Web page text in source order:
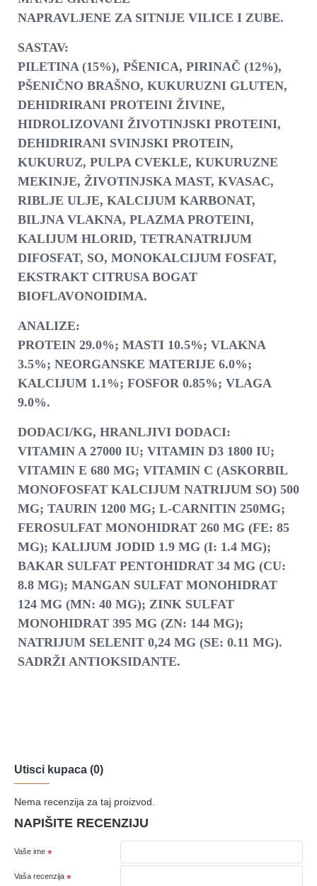
NAPRAVLJENE ZA SITNIJE VILICE I ZUBE.
SASTAV:
PILETINA (15%), PŠENICA, PIRINAČ (12%),
PŠENIČNO BRAŠNO, KUKURUZNI GLUTEN,
DEHIDRIRANI PROTEINI ŽIVINE,
HIDROLIZOVANI ŽIVOTINJSKI PROTEINI,
DEHIDRIRANI SVINJSKI PROTEIN,
KUKURUZ, PULPA CVEKLE, KUKURUZNE
MEKINJE, ŽIVOTINJSKA MAST, KVASAC,
RIBLJE ULJE, KALCIJUM KARBONAT,
BILJNA VLAKNA, PLAZMA PROTEINI,
KALIJUM HLORID, TETRANATRIJUM
DIFOSFAT, SO, MONOKALCIJUM FOSFAT,
EKSTRAKT CITRUSA BOGAT
BIOFLAVONOIDIMA.
ANALIZE:
PROTEIN 29.0%; MASTI 10.5%; VLAKNA
3.5%; NEORGANSKE MATERIJE 6.0%;
KALCIJUM 1.1%; FOSFOR 0.85%; VLAGA
9.0%.
DODACI/KG, HRANLJIVI DODACI:
VITAMIN A 27000 IU; VITAMIN D3 1800 IU;
VITAMIN E 680 MG; VITAMIN C (ASKORBIL
MONOFOSFAT KALCIJUM NATRIJUM SO) 500
MG; TAURIN 1200 MG; L-CARNITIN 250MG;
FEROSULFAT MONOHIDRAT 260 MG (FE: 85
MG); KALIJUM JODID 1.9 MG (I: 1.4 MG);
BAKAR SULFAT PENTOHIDRAT 34 MG (CU:
8.8 MG); MANGAN SULFAT MONOHIDRAT
124 MG (MN: 40 MG); ZINK SULFAT
MONOHIDRAT 395 MG (ZN: 144 MG);
NATRIJUM SELENIT 0,24 MG (SE: 0.11 MG).
SADRŽI ANTIOKSIDANTE.
Utisci kupaca (0)
Nema recenzija za taj proizvod.
NAPIŠITE RECENZIJU
Vaše ime
Vaša recenzija